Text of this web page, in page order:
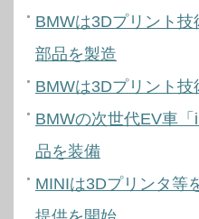
BMWは3Dプリント
部品を製造
BMWは3Dプリント
BMWの次世代EV車
品を装備
MINIは3Dプリンタ等